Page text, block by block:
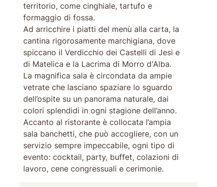
territorio, come cinghiale, tartufo e
formaggio di fossa.
Ad arricchire i piatti del menù alla carta, la
cantina rigorosamente marchigiana, dove
spiccano il Verdicchio dei Castelli di Jesi e
di Matelica e la Lacrima di Morro d'Alba.
La magnifica sala è circondata da ampie
vetrate che lasciano spaziare lo sguardo
dell’ospite su un panorama naturale, dai
colori splendidi in ogni stagione dell’anno.
Accanto al ristorante è collocata l’ampia
sala banchetti, che può accogliere, con un
servizio sempre impeccabile, ogni tipo di
evento: cocktail, party, buffet, colazioni di
lavoro, cene congressuali e cerimonie.